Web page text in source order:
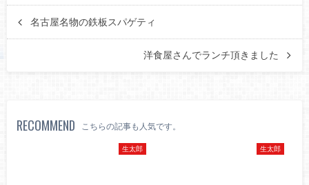
名古屋名物の鉄板スパゲティ
洋食屋さんでランチ頂きました
RECOMMEND こちらの記事も人気です。
生太郎 生太郎